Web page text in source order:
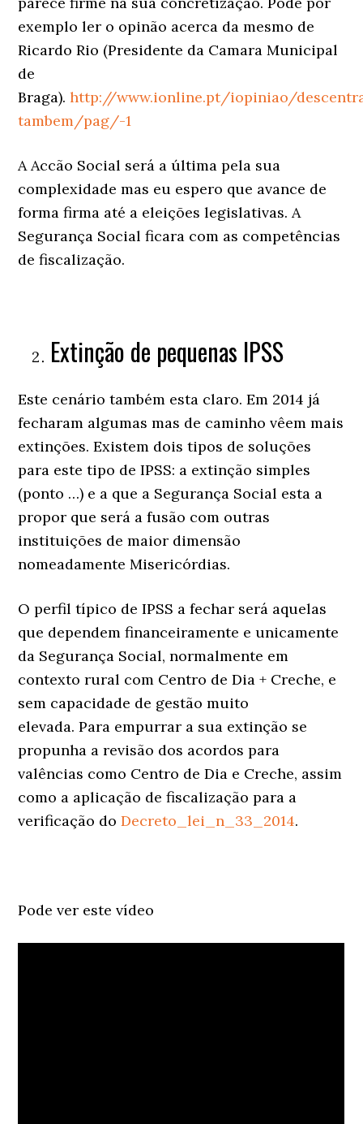
exemplo ler o opinão acerca da mesmo de
Ricardo Rio (Presidente da Camara Municipal
de
Braga).http://www.ionline.pt/iopiniao/
tambem/pag/-1
A Accão Social será a última pela sua
complexidade mas eu espero que avance de
forma firma até a eleições legislativas. A
Segurança Social ficara com as competências
de fiscalização.
Extinção de pequenas IPSS
Este cenário também esta claro. Em 2014 já
fecharam algumas mas de caminho vêem mais
extinções. Existem dois tipos de soluções
para este tipo de IPSS: a extinção simples
(ponto …) e a que a Segurança Social esta a
propor que será a fusão com outras
instituições de maior dimensão
nomeadamente Misericórdias.
O perfil típico de IPSS a fechar será aquelas
que dependem financeiramente e unicamente
da Segurança Social, normalmente em
contexto rural com Centro de Dia + Creche, e
sem capacidade de gestão muito
elevada. Para empurrar a sua extinção se
propunha a revisão dos acordos para
valências como Centro de Dia e Creche, assim
como a aplicação de fiscalização para a
verificação doDecreto_lei_n_33_2014.
Pode ver este vídeo